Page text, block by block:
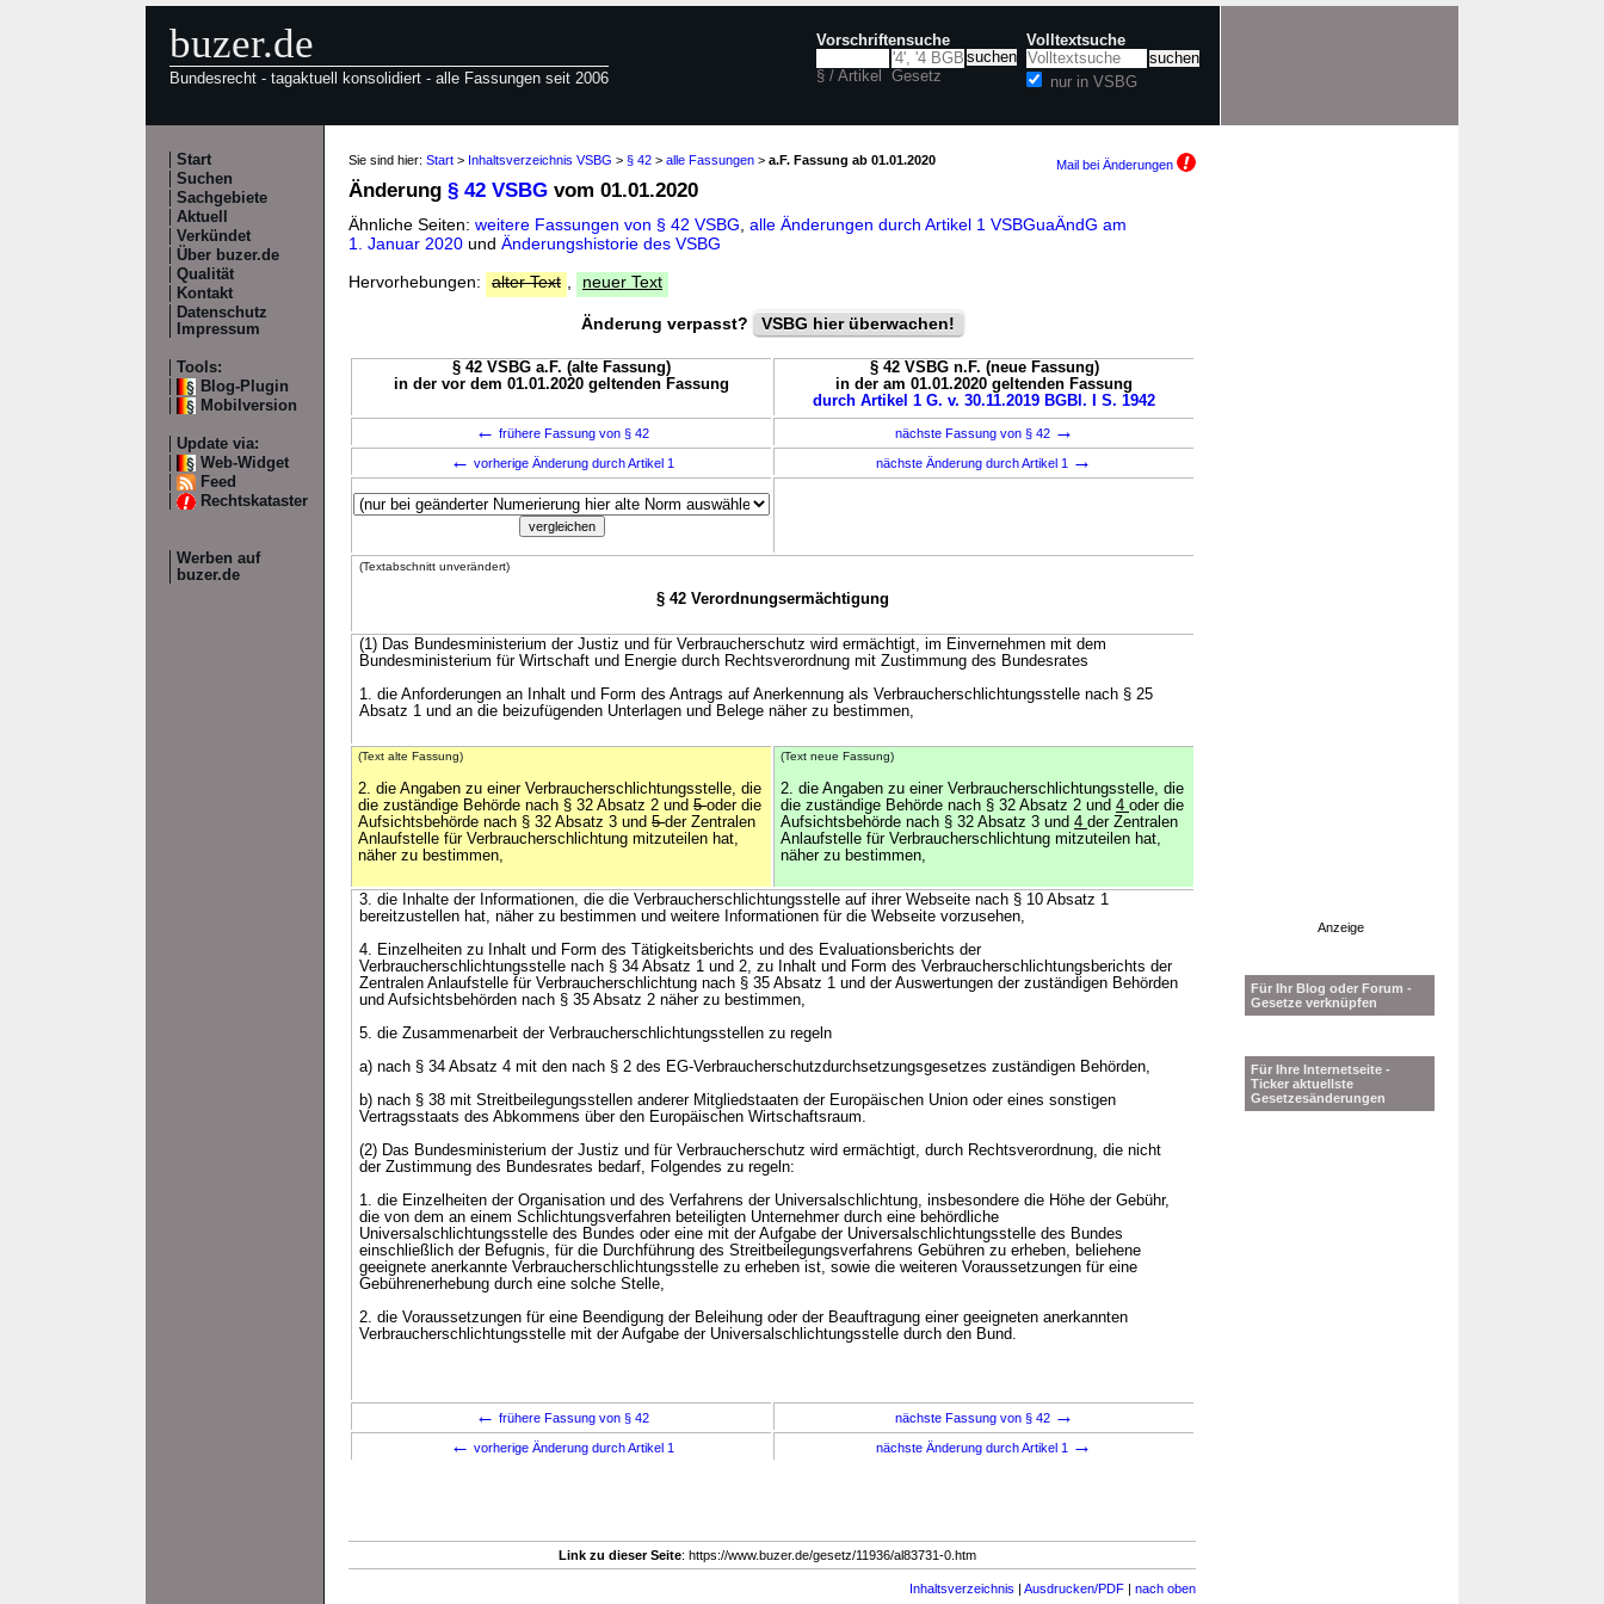
buzer.de
Bundesrecht - tagaktuell konsolidiert - alle Fassungen seit 2006
Vorschriftensuche
§ / Artikel Gesetz
Volltextsuche
nur in VSBG
Start
Suchen
Sachgebiete
Aktuell
Verkündet
Über buzer.de
Qualität
Kontakt
Datenschutz
Impressum
Tools:
Blog-Plugin
Mobilversion
Update via:
Web-Widget
Feed
Rechtskataster
Werben auf
buzer.de
Sie sind hier: Start > Inhaltsverzeichnis VSBG > § 42 > alle Fassungen > a.F. Fassung ab 01.01.2020 Mail bei Änderungen
Änderung § 42 VSBG vom 01.01.2020
Ähnliche Seiten: weitere Fassungen von § 42 VSBG alle Änderungen durch Artikel 1 VSBGuaÄndG am
1. Januar 2020 und Änderungshistorie des VSBG
Hervorhebungen:
alter Text neuer Text
Änderung verpasst? VSBG hier überwachen!
§ 42 VSBG a.F. (alte Fassung)
in der vor dem 01.01.2020 geltenden Fassung
§ 42 VSBG n.F. (neue Fassung)
in der am 01.01.2020 geltenden Fassung
durch Artikel 1 G. v. 30.11.2019 BGBl. I S. 1942
← frühere Fassung von § 42 nächste Fassung von § 42 →
← vorherige Änderung durch Artikel 1 nächste Änderung durch Artikel 1 →
(Textabschnitt unverändert)
§ 42 Verordnungsermächtigung
(1) Das Bundesministerium der Justiz und für Verbraucherschutz wird ermächtigt, im Einvernehmen mit dem
Bundesministerium für Wirtschaft und Energie durch Rechtsverordnung mit Zustimmung des Bundesrates
1. die Anforderungen an Inhalt und Form des Antrags auf Anerkennung als Verbraucherschlichtungsstelle nach § 25
Absatz 1 und an die beizufügenden Unterlagen und Belege näher zu bestimmen,
(Text alte Fassung)
2. die Angaben zu einer Verbraucherschlichtungsstelle, die
die zuständige Behörde nach § 32 Absatz 2 und 5oder die
Aufsichtsbehörde nach § 32 Absatz 3 und 5der Zentralen
Anlaufstelle für Verbraucherschlichtung mitzuteilen hat,
näher zu bestimmen,
(Text neue Fassung)
2. die Angaben zu einer Verbraucherschlichtungsstelle, die
die zuständige Behörde nach § 32 Absatz 2 und 4 oder die
Aufsichtsbehörde nach § 32 Absatz 3 und 4 der Zentralen
Anlaufstelle für Verbraucherschlichtung mitzuteilen hat,
näher zu bestimmen,
3. die Inhalte der Informationen, die die Verbraucherschlichtungsstelle auf ihrer Webseite nach § 10 Absatz 1
bereitzustellen hat, näher zu bestimmen und weitere Informationen für die Webseite vorzusehen,
4. Einzelheiten zu Inhalt und Form des Tätigkeitsberichts und des Evaluationsberichts der
Verbraucherschlichtungsstelle nach § 34 Absatz 1 und 2, zu Inhalt und Form des Verbraucherschlichtungsberichts der
Zentralen Anlaufstelle für Verbraucherschlichtung nach § 35 Absatz 1 und der Auswertungen der zuständigen Behörden
und Aufsichtsbehörden nach § 35 Absatz 2 näher zu bestimmen,
5. die Zusammenarbeit der Verbraucherschlichtungsstellen zu regeln
a) nach § 34 Absatz 4 mit den nach § 2 des EG-Verbraucherschutzdurchsetzungsgesetzes zuständigen Behörden,
b) nach § 38 mit Streitbeilegungsstellen anderer Mitgliedstaaten der Europäischen Union oder eines sonstigen
Vertragsstaats des Abkommens über den Europäischen Wirtschaftsraum.
(2) Das Bundesministerium der Justiz und für Verbraucherschutz wird ermächtigt, durch Rechtsverordnung, die nicht
der Zustimmung des Bundesrates bedarf, Folgendes zu regeln:
1. die Einzelheiten der Organisation und des Verfahrens der Universalschlichtung, insbesondere die Höhe der Gebühr,
die von dem an einem Schlichtungsverfahren beteiligten Unternehmer durch eine behördliche
Universalschlichtungsstelle des Bundes oder eine mit der Aufgabe der Universalschlichtungsstelle des Bundes
einschließlich der Befugnis, für die Durchführung des Streitbeilegungsverfahrens Gebühren zu erheben, beliehene
geeignete anerkannte Verbraucherschlichtungsstelle zu erheben ist, sowie die weiteren Voraussetzungen für eine
Gebührenerhebung durch eine solche Stelle,
2. die Voraussetzungen für eine Beendigung der Beleihung oder der Beauftragung einer geeigneten anerkannten
Verbraucherschlichtungsstelle mit der Aufgabe der Universalschlichtungsstelle durch den Bund.
← frühere Fassung von § 42 nächste Fassung von § 42 →
← vorherige Änderung durch Artikel 1 nächste Änderung durch Artikel 1 →
Link zu dieser Seite: https://www.buzer.de/gesetz/11936/al83731-0.htm
Inhaltsverzeichnis | Ausdrucken/PDF | nach oben
Anzeige
Für Ihr Blog oder Forum -
Gesetze verknüpfen
Für Ihre Internetseite -
Ticker aktuellste
Gesetzesänderungen